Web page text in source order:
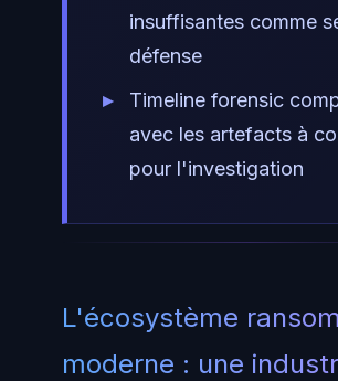
insuffisantes comme
défense
Timeline forensic
avec les artefacts à
pour l'investigation
L'écosystème
moderne : une